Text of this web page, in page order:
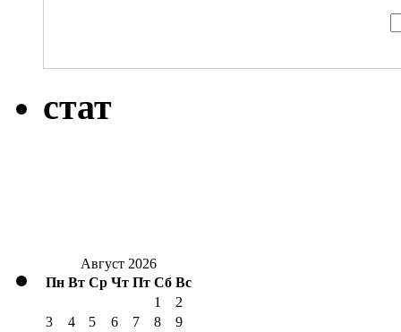
стат
Август 2026
Пн Вт Ср Чт Пт Сб Вс
1
2
3
4 5 6 7 8 9